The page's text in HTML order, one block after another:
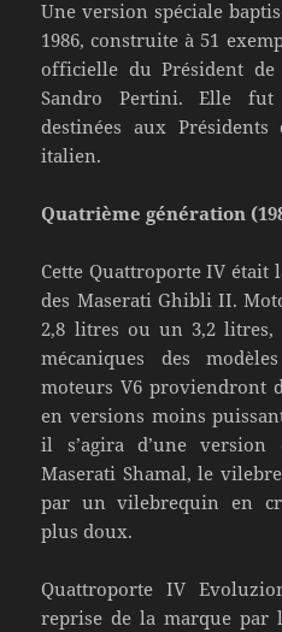
Une version spéciale
1986, construite à 51
officielle du Président
Sandro Pertini. Elle fut
destinées aux
italien.
Quatrième génération
Cette Quattroporte IV était
des Maserati Ghibli II.
2,8 litres ou un 3,2 litres,
mécaniques des
moteurs V6 proviendront
en versions moins
il s’agira d’une
Maserati Shamal, le
par un vilebrequin en
plus doux.
Quattroporte IV
reprise de la marque par